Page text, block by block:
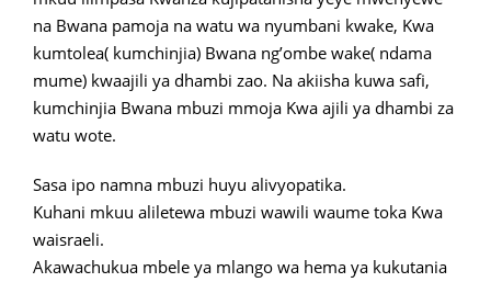
na Bwana pamoja na watu wa nyumbani kwake, Kwa
kumtolea( kumchinjia) Bwana ng’ombe wake( ndama
mume) kwaajili ya dhambi zao. Na akiisha kuwa safi,
kumchinjia Bwana mbuzi mmoja Kwa ajili ya dhambi za
watu wote.
Sasa ipo namna mbuzi huyu alivyopatika.
Kuhani mkuu aliletewa mbuzi wawili waume toka Kwa
waisraeli.
Akawachukua mbele ya mlango wa hema ya kukutania